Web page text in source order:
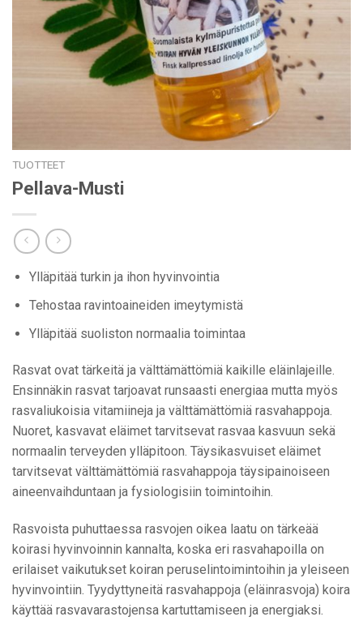
TUOTTEET
Pellava-Musti
Ylläpitää turkin ja ihon hyvinvointia
Tehostaa ravintoaineiden imeytymistä
Ylläpitää suoliston normaalia toimintaa
Rasvat ovat tärkeitä ja välttämättömiä kaikille eläinlajeille.
Ensinnäkin rasvat tarjoavat runsaasti energiaa mutta myös
rasvaliukoisia vitamiineja ja välttämättömiä rasvahappoja.
Nuoret, kasvavat eläimet tarvitsevat rasvaa kasvuun sekä
normaalin terveyden ylläpitoon. Täysikasvuiset eläimet
tarvitsevat välttämättömiä rasvahappoja täysipainoiseen
aineenvaihduntaan ja fysiologisiin toimintoihin.
Rasvoista puhuttaessa rasvojen oikea laatu on tärkeää
koirasi hyvinvoinnin kannalta, koska eri rasvahapoilla on
erilaiset vaikutukset koiran peruselintoimintoihin ja yleiseen
hyvinvointiin. Tyydyttyneitä rasvahappoja (eläinrasvoja) koira
käyttää rasvavarastojensa kartuttamiseen ja energiaksi.